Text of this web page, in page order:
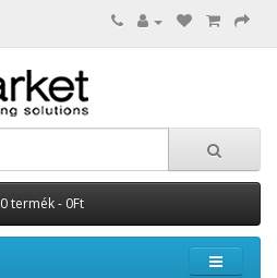
0 termék - 0Ft